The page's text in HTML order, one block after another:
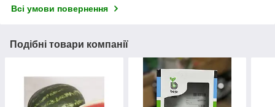
Всі умови повернення
Подібні товари компанії